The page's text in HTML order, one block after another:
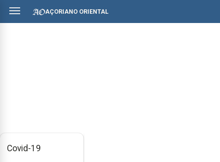
AÇORIANO ORIENTAL
Covid-19